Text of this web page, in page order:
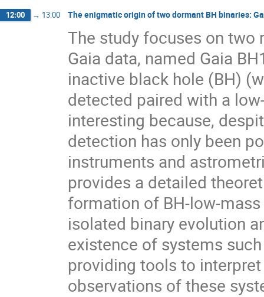
12:00 → 13:00 The enigmatic origin of two dormant BH binaries:
The study focuses on two
Gaia data, named Gaia
inactive black hole (BH)
detected paired with a
interesting because,
detection has only been
instruments and
provides a detailed
formation of BH-low-
isolated binary evolution
existence of systems
providing tools to
observations of these